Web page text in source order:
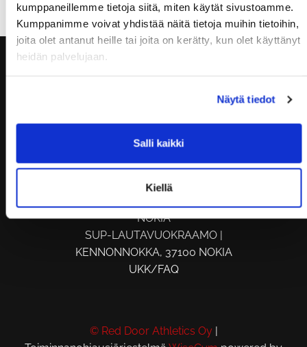
kumppaneillemme tietoja siitä, miten käytät sivustoamme.
Kumppanimme voivat yhdistää näitä tietoja muihin tietoihin,
joita olet antanut heille tai joita on kerätty, kun olet käyttänyt
heidän palvelujaan.
Näytä tiedot
Salli kaikki
Kiellä
NOKIA
SUP-LAUTAVUOKRAAMO |
KENNONNOKKA, 37100 NOKIA
UKK/FAQ
© Red Door Athletics Oy|